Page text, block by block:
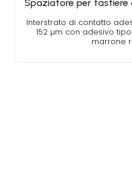
Spaziatore per tastiere
Interstrato di contatto
152 µm con adesivo
marrone